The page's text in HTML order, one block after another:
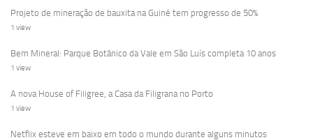
Projeto de mineração de bauxita na Guiné tem progresso de 50%
1 view
Bem Mineral: Parque Botânico da Vale em São Luís completa 10 anos
1 view
A nova House of Filigree, a Casa da Filigrana no Porto
1 view
Netflix esteve em baixo em todo o mundo durante alguns minutos